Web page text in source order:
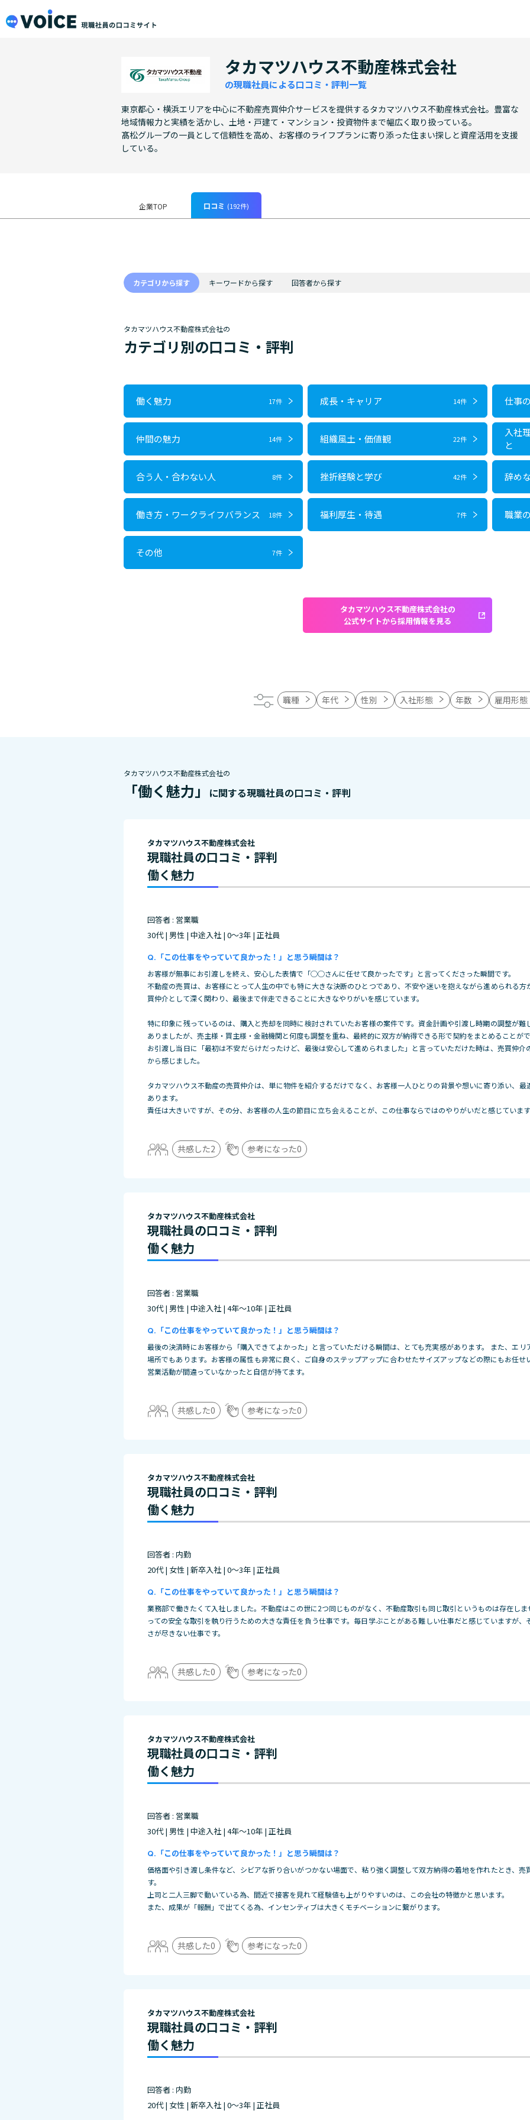
メインコンテンツにスキップ
タカマツハウス不動産株式会社
の現職社員による口コミ・評判一覧
東京都心・横浜エリアを中心に不動産売買仲介サービスを提供するタカマツハウス不動産株式会社。豊富な
地域情報力と実績を活かし、土地・戸建て・マンション・投資物件まで幅広く取り扱っている。
髙松グループの一員として信頼性を高め、お客様のライフプランに寄り添った住まい探しと資産活用を支援
している。
企業TOP 口コミ (192件)
カテゴリから探す キーワードから探す 回答者から探す
タカマツハウス不動産株式会社の
カテゴリ別の口コミ・評判
働く魅力 17件 成長・キャリア 14件 仕事
仲間の魅力 14件 組織風土・価値観 22件
入社
と
合う人・合わない人 8件 挫折経験と学び 42件 辞め
働き方・ワークライフバランス 18件 福利厚生・待遇 7件 職業
その他 7件
タカマツハウス不動産株式会社の
公式サイトから採用情報を見る
職種 年代 性別 入社形態 年数 雇用形態
タカマツハウス不動産株式会社の
「働く魅力」 に関する現職社員の口コミ・評判
タカマツハウス不動産株式会社
現職社員の口コミ・評判
働く魅力
回答者 : 営業職
30代 | 男性 | 中途入社 | 0～3年 | 正社員
「この仕事をやっていて良かった！」と思う瞬間は？
お客様が無事にお引渡しを終え、安心した表情で「◯◯さんに任せて良かったです」と言ってくださった瞬間です。
不動産の売買は、お客様にとって人生の中でも特に大きな決断のひとつであり、不安や迷いを抱えながら進められる
買仲介として深く関わり、最後まで伴走できることに大きなやりがいを感じています。
特に印象に残っているのは、購入と売却を同時に検討されていたお客様の案件です。資金計画や引渡し時期の調整が
ありましたが、売主様・買主様・金融機関と何度も調整を重ね、最終的に双方が納得できる形で契約をまとめることが
お引渡し当日に「最初は不安だらけだったけど、最後は安心して進められました」と言っていただけた時は、売買仲
から感じました。
タカマツハウス不動産の売買仲介は、単に物件を紹介するだけでなく、お客様一人ひとりの背景や想いに寄り添い、
あります。
責任は大きいですが、その分、お客様の人生の節目に立ち会えることが、この仕事ならではのやりがいだと感じていま
共感した2 参考になった0
タカマツハウス不動産株式会社
現職社員の口コミ・評判
働く魅力
回答者 : 営業職
30代 | 男性 | 中途入社 | 4年～10年 | 正社員
「この仕事をやっていて良かった！」と思う瞬間は？
最後の決済時にお客様から「購入できてよかった」と言っていただける瞬間は、とても充実感があります。 また、エ
場所でもあります。お客様の属性も非常に良く、ご自身のステップアップに合わせたサイズアップなどの際にもお任
営業活動が間違っていなかったと自信が持てます。
共感した0 参考になった0
タカマツハウス不動産株式会社
現職社員の口コミ・評判
働く魅力
回答者 : 内勤
20代 | 女性 | 新卒入社 | 0～3年 | 正社員
「この仕事をやっていて良かった！」と思う瞬間は？
業務部で働きたくて入社しました。不動産はこの世に2つ同じものがなく、不動産取引も同じ取引というものは存在し
っての安全な取引を執り行うための大きな責任を負う仕事です。毎日学ぶことがある難しい仕事だと感じていますが
さが尽きない仕事です。
共感した0 参考になった0
タカマツハウス不動産株式会社
現職社員の口コミ・評判
働く魅力
回答者 : 営業職
30代 | 男性 | 中途入社 | 4年～10年 | 正社員
「この仕事をやっていて良かった！」と思う瞬間は？
価格面や引き渡し条件など、シビアな折り合いがつかない場面で、粘り強く調整して双方納得の着地を作れたとき、
す。
上司と二人三脚で動いている為、間近で接客を見れて経験値も上がりやすいのは、この会社の特徴かと思います。
また、成果が「報酬」で出てくる為、インセンティブは大きくモチベーションに繋がります。
共感した0 参考になった0
タカマツハウス不動産株式会社
現職社員の口コミ・評判
働く魅力
回答者 : 内勤
20代 | 女性 | 新卒入社 | 0～3年 | 正社員